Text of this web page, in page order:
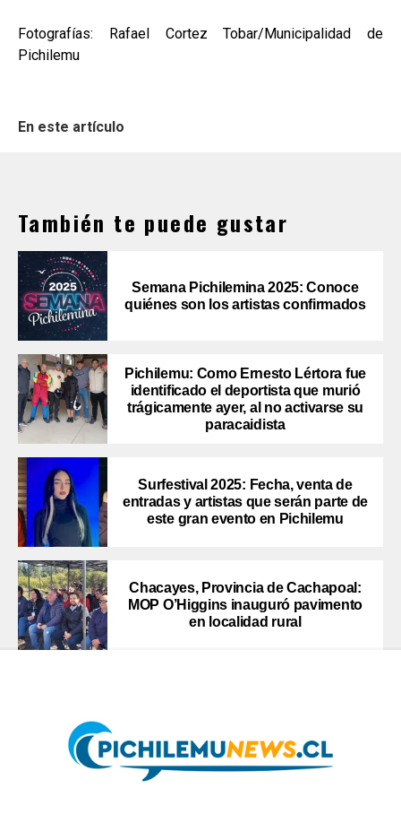
Fotografías: Rafael Cortez Tobar/Municipalidad de
Pichilemu
En este artículo
También te puede gustar
Semana Pichilemina 2025: Conoce
quiénes son los artistas confirmados
Pichilemu: Como Ernesto Lértora fue
identificado el deportista que murió
trágicamente ayer, al no activarse su
paracaidista
Surfestival 2025: Fecha, venta de
entradas y artistas que serán parte de
este gran evento en Pichilemu
Chacayes, Provincia de Cachapoal:
MOP O’Higgins inauguró pavimento
en localidad rural